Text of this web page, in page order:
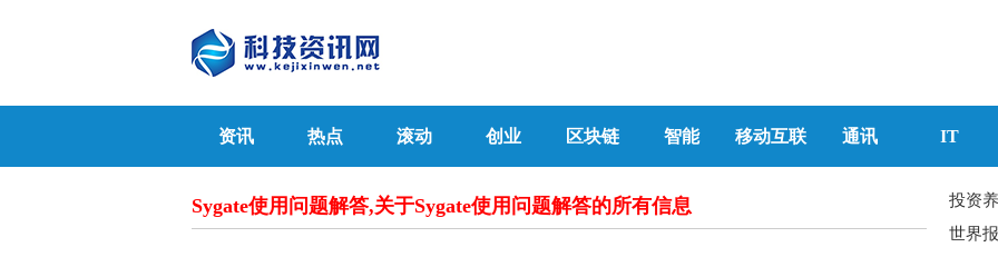
资讯 热点 滚动 创业 区块链 智能 移动互联 通讯 IT
Sygate使用问题解答,关于Sygate使用问题解答的所有信息
投资